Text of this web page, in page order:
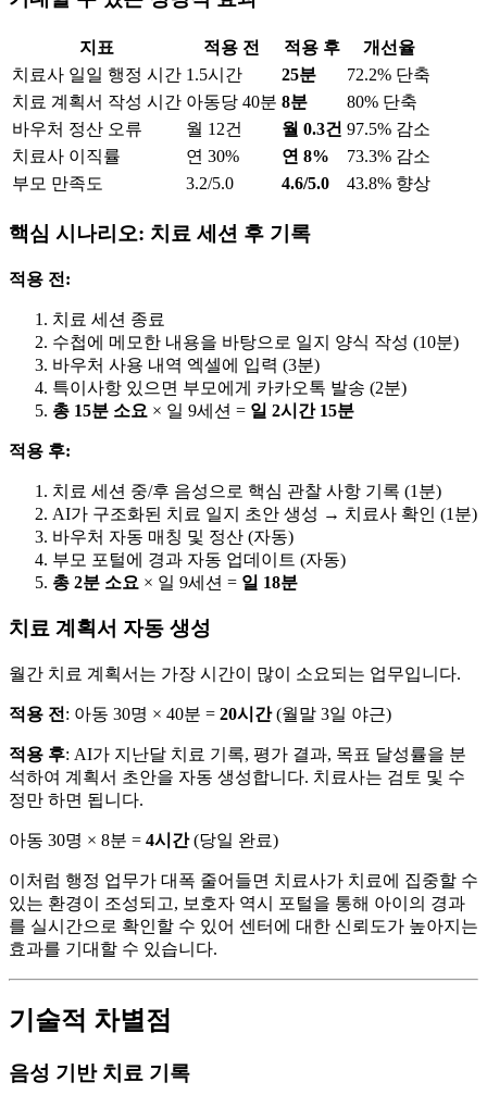
지표 적용 전 적용 후
개선율
치료사 일일 행정 시간 1.5시간 25분
72.2% 단축
치료 계획서 작성 시간 아동당 40분 8분
80% 단축
바우처 정산 오류
월 12건 월 0.3건 97.5% 감소
치료사 이직률
연 30% 연 8%
73.3% 감소
부모 만족도
3.2/5.0 4.6/5.0 43.8% 향상
핵심 시나리오: 치료 세션 후 기록
적용 전:
치료 세션 종료
수첩에 메모한 내용을 바탕으로 일지 양식 작성 (10분)
바우처 사용 내역 엑셀에 입력 (3분)
특이사항 있으면 부모에게 카카오톡 발송 (2분)
총 15분 소요 × 일 9세션 = 일 2시간 15분
적용 후:
치료 세션 중/후 음성으로 핵심 관찰 사항 기록 (1분)
AI가 구조화된 치료 일지 초안 생성 → 치료사 확인 (1분)
바우처 자동 매칭 및 정산 (자동)
부모 포털에 경과 자동 업데이트 (자동)
총 2분 소요 × 일 9세션 = 일 18분
치료 계획서 자동 생성
월간 치료 계획서는 가장 시간이 많이 소요되는 업무입니다.
적용 전 : 아동 30명 × 40분 = 20시간(월말 3일 야근)
적용 후: AI가 지난달 치료 기록, 평가 결과, 목표 달성률을 분
석하여 계획서 초안을 자동 생성합니다. 치료사는 검토 및 수
정만 하면 됩니다.
아동 30명 × 8분 = 4시간(당일 완료)
이처럼 행정 업무가 대폭 줄어들면 치료사가 치료에 집중할 수
있는 환경이 조성되고, 보호자 역시 포털을 통해 아이의 경과
를 실시간으로 확인할 수 있어 센터에 대한 신뢰도가 높아지는
효과를 기대할 수 있습니다.
기술적 차별점
음성 기반 치료 기록